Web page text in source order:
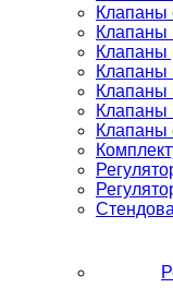
Клапаны
Клапаны
Клапаны
Клапаны
Клапаны
Клапаны
Клапаны